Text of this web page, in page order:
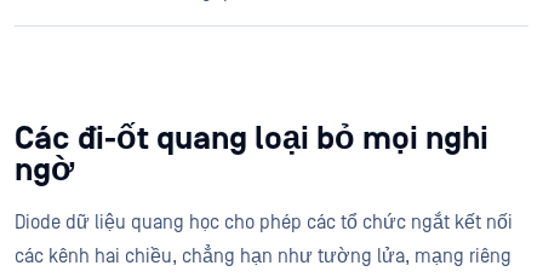
Các đi-ốt quang loại bỏ mọi nghi
ngờ
Diode dữ liệu quang học cho phép các tổ chức ngắt kết nối
các kênh hai chiều, chẳng hạn như tường lửa, mạng riêng